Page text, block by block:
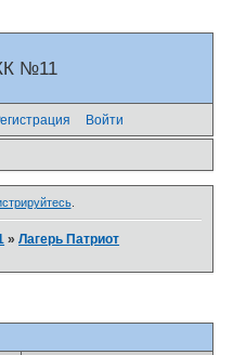
№11
Войти
.
»Лагерь Патриот